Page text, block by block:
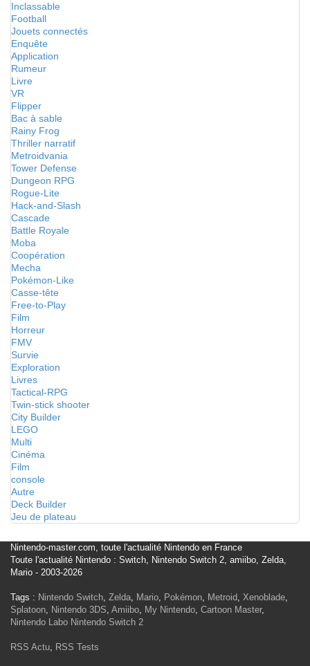
Inclassable
Football
Jouets connectés
Enquête
Application
Rumeur
Livre
VR
Flipper
Bac à sable
Rainy Frog
Thriller narratif
Metroidvania
Tower Defense
Dungeon RPG
Rogue-Lite
Hack-and-Slash
Cascade
Battle Royale
Moba
Coopération
Mecha
Pokémon-Like
Casse-tête
Free-to-Play
Film
Horreur
FMV
Survie
Exploration
Livres
Tactical-RPG
Twin-stick shooter
City Builder
LEGO
Multi
Cinéma
Film
console
Autre
Deck Builder
Jeu de plateau
Nintendo-master.com, toute l'actualité Nintendo en France
Toute l'actualité Nintendo : Switch, Nintendo Switch 2, amiibo, Zelda,
Mario - 2003-2026
Tags : Nintendo Switch, Zelda, Mario, Pokémon, Metroid, Xenoblade,
Splatoon, Nintendo 3DS, Amiibo, My Nintendo, Cartoon Master,
Nintendo Labo Nintendo Switch 2
RSS Actu, RSS Tests